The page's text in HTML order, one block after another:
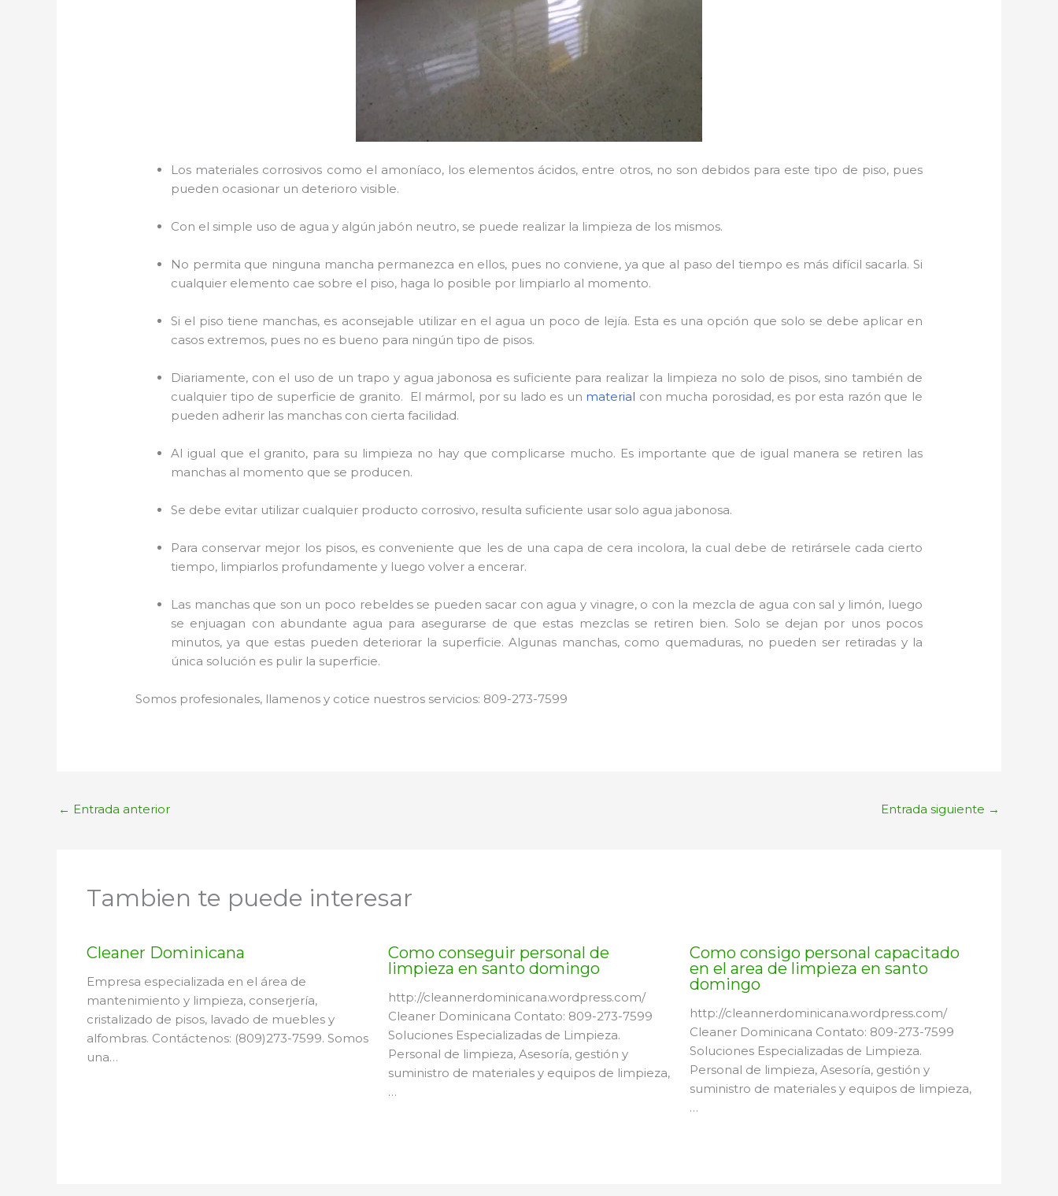
Los materiales corrosivos como el amoníaco, los elementos ácidos, entre otros, no son debidos para este tipo de piso, pues
pueden ocasionar un deterioro visible.
Con el simple uso de agua y algún jabón neutro, se puede realizar la limpieza de los mismos.
No permita que ninguna mancha permanezca en ellos, pues no conviene, ya que al paso del tiempo es más difícil sacarla. Si
cualquier elemento cae sobre el piso, haga lo posible por limpiarlo al momento.
Si el piso tiene manchas, es aconsejable utilizar en el agua un poco de lejía. Esta es una opción que solo se debe aplicar en
casos extremos, pues no es bueno para ningún tipo de pisos.
Diariamente, con el uso de un trapo y agua jabonosa es suficiente para realizar la limpieza no solo de pisos, sino también de
cualquier tipo de superficie de granito. El mármol, por su lado es un material con mucha porosidad, es por esta razón que le
pueden adherir las manchas con cierta facilidad.
Al igual que el granito, para su limpieza no hay que complicarse mucho. Es importante que de igual manera se retiren las
manchas al momento que se producen.
Se debe evitar utilizar cualquier producto corrosivo, resulta suficiente usar solo agua jabonosa.
Para conservar mejor los pisos, es conveniente que les de una capa de cera incolora, la cual debe de retirársele cada cierto
tiempo, limpiarlos profundamente y luego volver a encerar.
Las manchas que son un poco rebeldes se pueden sacar con agua y vinagre, o con la mezcla de agua con sal y limón, luego
se enjuagan con abundante agua para asegurarse de que estas mezclas se retiren bien. Solo se dejan por unos pocos
minutos, ya que estas pueden deteriorar la superficie. Algunas manchas, como quemaduras, no pueden ser retiradas y la
única solución es pulir la superficie.
Somos profesionales, llamenos y cotice nuestros servicios: 809-273-7599
← Entrada anterior Entrada siguiente →
Tambien te puede interesar
Cleaner Dominicana
Empresa especializada en el área de
mantenimiento y limpieza, conserjería,
cristalizado de pisos, lavado de muebles y
alfombras. Contáctenos: (809)273-7599. Somos
una…
Como conseguir personal de
limpieza en santo domingo
http://cleannerdominicana.wordpress.com/
Cleaner Dominicana Contato: 809-273-7599
Soluciones Especializadas de Limpieza.
Personal de limpieza, Asesoría, gestión y
suministro de materiales y equipos de limpieza,
…
Como consigo personal capacitado
en el area de limpieza en santo
domingo
http://cleannerdominicana.wordpress.com/
Cleaner Dominicana Contato: 809-273-7599
Soluciones Especializadas de Limpieza.
Personal de limpieza, Asesoría, gestión y
suministro de materiales y equipos de limpieza,
…